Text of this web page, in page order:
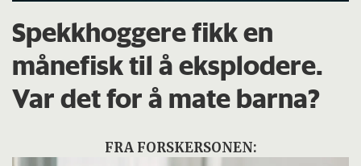
Spekkhoggere fikk en
månefisk til å eksplodere.
Var det for å mate barna?
FRA FORSKERSONEN: